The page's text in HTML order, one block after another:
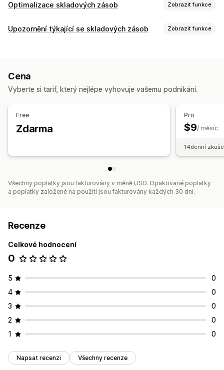
Optimalizace skladových zásob Zobrazit funkce
Správa skladových zásob
Notifikace a analytika
Upozornění týkající se skladových zásob Zobrazit funkce
Analytika a vykazování
Výkazy výkonnosti
Cena
Vyberte si tarif, který nejlépe vyhovuje vašemu podnikání.
Free
Zdarma
Pro
$9/ měsíc
14denní
Všechny poplatky jsou fakturovány v měně USD. Opakované poplatky
a poplatky založené na použití jsou fakturovány každých 30 dní.
Recenze
Celkové hodnocení
0
5
0
4
0
3
0
2
0
1
0
Napsat recenzi Všechny recenze